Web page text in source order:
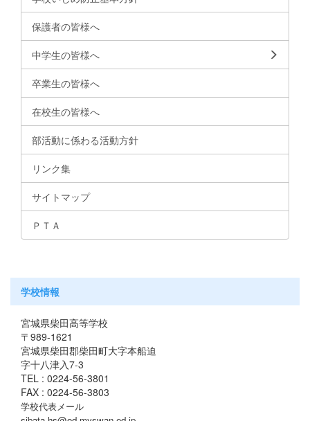
保護者の皆様へ
中学生の皆様へ
卒業生の皆様へ
在校生の皆様へ
部活動に係わる活動方針
リンク集
サイトマップ
ＰＴＡ
学校情報
宮城県柴田高等学校
〒989-1621
宮城県柴田郡柴田町大字本船迫
字十八津入7-3
TEL : 0224-56-3801
FAX : 0224-56-3803
学校代表メール